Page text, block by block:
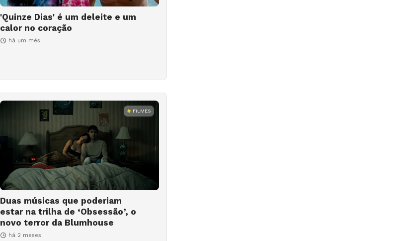
'Quinze Dias' é um deleite e um
calor no coração
há um mês
FILMES
Duas músicas que poderiam
estar na trilha de ‘Obsessão’, o
novo terror da Blumhouse
há 2 meses